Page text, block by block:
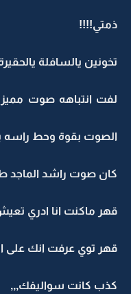
ذمتي!!!!
تخونين يالسافلة
لفت انتباهه صوت مميز
الصوت بقوة وحط راسه
كان صوت راشد الماجد
قهر ماكنت انا ادري
قهر توي عرفت انك على
كذب كانت سواليفك,,,